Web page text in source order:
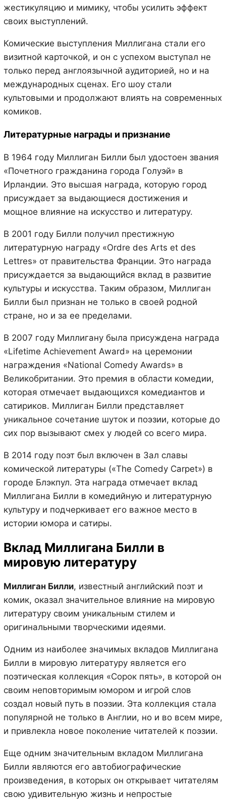
жестикуляцию и мимику, чтобы усилить эффект
своих выступлений.
Комические выступления Миллигана стали его
визитной карточкой, и он с успехом выступал не
только перед англоязычной аудиторией, но и на
международных сценах. Его шоу стали
культовыми и продолжают влиять на современных
комиков.
Литературные награды и признание
В 1964 году Миллиган Билли был удостоен звания
«Почетного гражданина города Голуэй» в
Ирландии. Это высшая награда, которую город
присуждает за выдающиеся достижения и
мощное влияние на искусство и литературу.
В 2001 году Билли получил престижную
литературную награду «Ordre des Arts et des
Lettres» от правительства Франции. Это награда
присуждается за выдающийся вклад в развитие
культуры и искусства. Таким образом, Миллиган
Билли был признан не только в своей родной
стране, но и за ее пределами.
В 2007 году Миллигану была присуждена награда
«Lifetime Achievement Award» на церемонии
награждения «National Comedy Awards» в
Великобритании. Это премия в области комедии,
которая отмечает выдающихся комедиантов и
сатириков. Миллиган Билли представляет
уникальное сочетание шуток и поэзии, которые до
сих пор вызывают смех у людей со всего мира.
В 2014 году поэт был включен в Зал славы
комической литературы («The Comedy Carpet») в
городе Блэкпул. Эта награда отмечает вклад
Миллигана Билли в комедийную и литературную
культуру и подчеркивает его важное место в
истории юмора и сатиры.
Вклад Миллигана Билли в
мировую литературу
Миллиган Билли, известный английский поэт и
комик, оказал значительное влияние на мировую
литературу своим уникальным стилем и
оригинальными творческими идеями.
Одним из наиболее значимых вкладов Миллигана
Билли в мировую литературу является его
поэтическая коллекция «Сорок пять», в которой он
своим неповторимым юмором и игрой слов
создал новый путь в поэзии. Эта коллекция стала
популярной не только в Англии, но и во всем мире,
и привлекла новое поколение читателей к поэзии.
Еще одним значительным вкладом Миллигана
Билли являются его автобиографические
произведения, в которых он открывает читателям
свою удивительную жизнь и непростые